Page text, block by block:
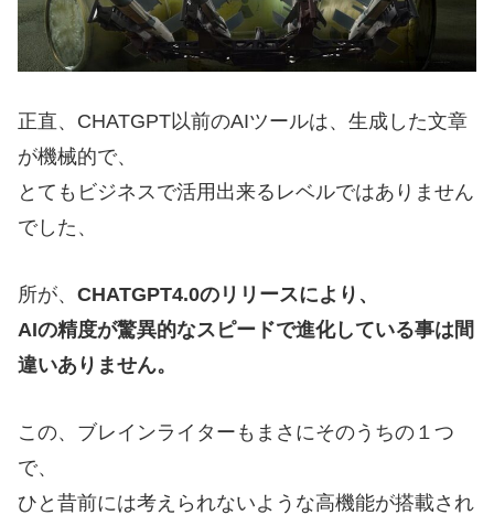
正直、CHATGPT以前のAIツールは、生成した文章
が機械的で、
とてもビジネスで活用出来るレベルではありません
でした、
所が、 CHATGPT4.0のリリースにより、
AIの精度が驚異的なスピードで進化している事は間
違いありません。
この、ブレインライターもまさにそのうちの１つ
で、
ひと昔前には考えられないような高機能が搭載され